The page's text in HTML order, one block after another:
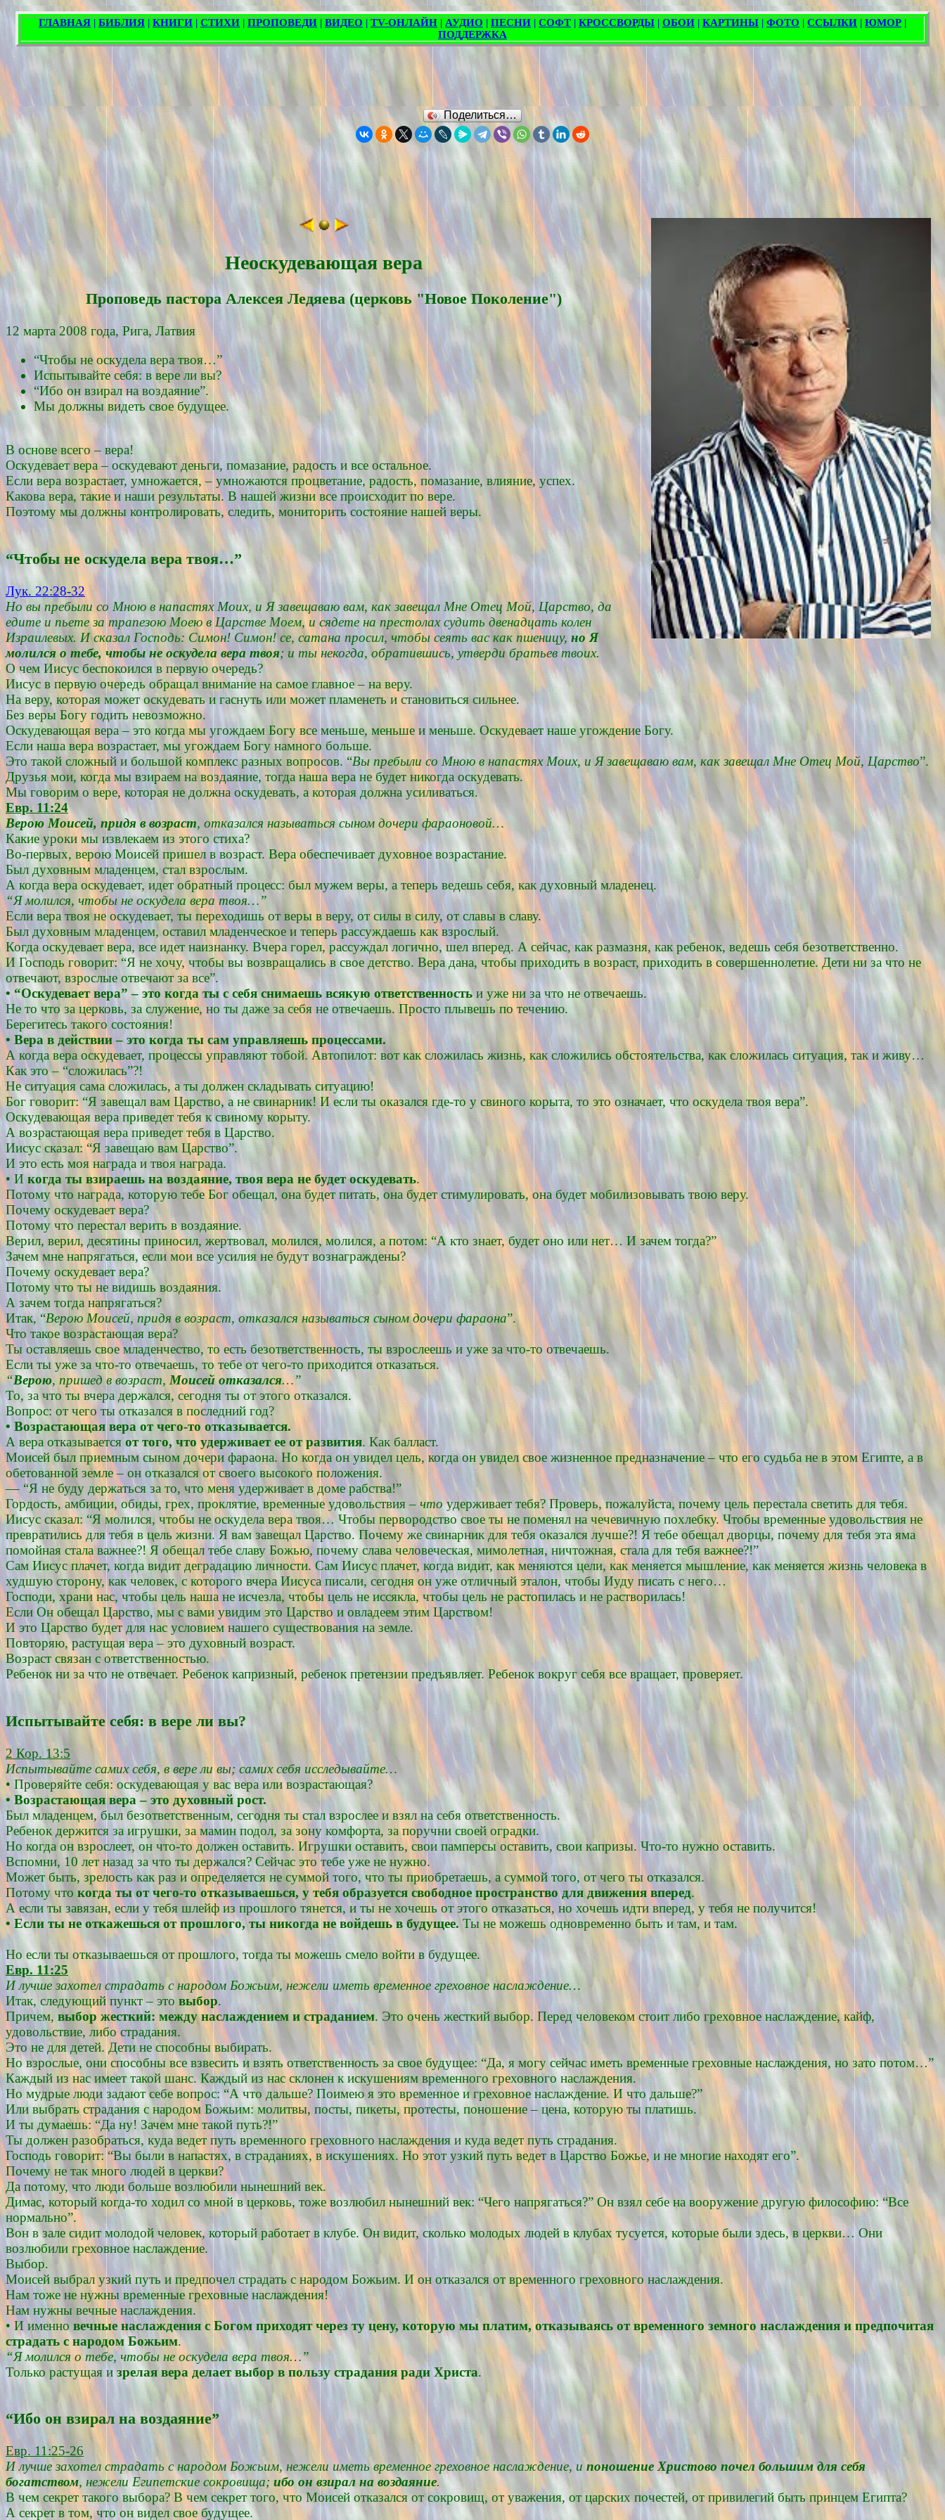
Поделиться…
Неоскудевающая вера
Проповедь пасторa Алексея Ледяевa (церковь "Новое Поколение")
12 марта 2008 года, Рига, Латвия
“Чтобы не оскудела вера твоя…”
Испытывайте себя: в вере ли вы?
“Ибо он взирал на воздаяние”.
Мы должны видеть свое будущее.
В основе всего – вера!
Оскудевает вера – оскудевают деньги, помазание, радость и все остальное.
Если вера возрастает, умножается, – умножаются процветание, радость, помазание, влияние, успех.
Какова вера, такие и наши результаты. В нашей жизни все происходит по вере.
Поэтому мы должны контролировать, следить, мониторить состояние нашей веры.
“Чтобы не оскудела вера твоя…”
Лук. 22:28-32
Но вы пребыли со Мною в напастях Моих, и Я завещаваю вам, как завещал Мне Отец Мой, Царство, да
едите и пьете за трапезою Моею в Царстве Моем, и сядете на престолах судить двенадцать колен
Израилевых. И сказал Господь: Симон! Симон! се, сатана просил, чтобы сеять вас как пшеницу, но Я
молился о тебе, чтобы не оскудела вера твоя; и ты некогда, обратившись, утверди братьев твоих.
О чем Иисус беспокоился в первую очередь?
Иисус в первую очередь обращал внимание на самое главное – на веру.
На веру, которая может оскудевать и гаснуть или может пламенеть и становиться сильнее.
Без веры Богу годить невозможно.
Оскудевающая вера – это когда мы угождаем Богу все меньше, меньше и меньше. Оскудевает наше угождение Богу.
Если наша вера возрастает, мы угождаем Богу намного больше.
Это такой сложный и большой комплекс разных вопросов. “Вы пребыли со Мною в напастях Моих, и Я завещаваю вам, как завещал Мне Отец Мой, Царство”.
Друзья мои, когда мы взираем на воздаяние, тогда наша вера не будет никогда оскудевать.
Мы говорим о вере, которая не должна оскудевать, а которая должна усиливаться.
Евр. 11:24
Верою Моисей, придя в возраст, отказался называться сыном дочери фараоновой…
Какие уроки мы извлекаем из этого стиха?
Во-первых, верою Моисей пришел в возраст. Вера обеспечивает духовное возрастание.
Был духовным младенцем, стал взрослым.
А когда вера оскудевает, идет обратный процесс: был мужем веры, а теперь ведешь себя, как духовный младенец.
“Я молился, чтобы не оскудела вера твоя…”
Если вера твоя не оскудевает, ты переходишь от веры в веру, от силы в силу, от славы в славу.
Был духовным младенцем, оставил младенческое и теперь рассуждаешь как взрослый.
Когда оскудевает вера, все идет наизнанку. Вчера горел, рассуждал логично, шел вперед. А сейчас, как размазня, как ребенок, ведешь себя безответственно.
И Господь говорит: “Я не хочу, чтобы вы возвращались в свое детство. Вера дана, чтобы приходить в возраст, приходить в совершеннолетие. Дети ни за что не
отвечают, взрослые отвечают за все”.
• “Оскудевает вера” – это когда ты с себя снимаешь всякую ответственностьи уже ни за что не отвечаешь.
Не то что за церковь, за служение, но ты даже за себя не отвечаешь. Просто плывешь по течению.
Берегитесь такого состояния!
• Вера в действии – это когда ты сам управляешь процессами.
А когда вера оскудевает, процессы управляют тобой. Автопилот: вот как сложилась жизнь, как сложились обстоятельства, как сложилась ситуация, так и живу…
Как это – “сложилась”?!
Не ситуация сама сложилась, а ты должен складывать ситуацию!
Бог говорит: “Я завещал вам Царство, а не свинарник! И если ты оказался где-то у свиного корыта, то это означает, что оскудела твоя вера”.
Оскудевающая вера приведет тебя к свиному корыту.
А возрастающая вера приведет тебя в Царство.
Иисус сказал: “Я завещаю вам Царство”.
И это есть моя награда и твоя награда.
• И когда ты взираешь на воздаяние, твоя вера не будет оскудевать.
Потому что награда, которую тебе Бог обещал, она будет питать, она будет стимулировать, она будет мобилизовывать твою веру.
Почему оскудевает вера?
Потому что перестал верить в воздаяние.
Верил, верил, десятины приносил, жертвовал, молился, молился, а потом: “А кто знает, будет оно или нет… И зачем тогда?”
Зачем мне напрягаться, если мои все усилия не будут вознаграждены?
Почему оскудевает вера?
Потому что ты не видишь воздаяния.
А зачем тогда напрягаться?
Итак, “Верою Моисей, придя в возраст, отказался называться сыном дочери фараона”.
Что такое возрастающая вера?
Ты оставляешь свое младенчество, то есть безответственность, ты взрослеешь и уже за что-то отвечаешь.
Если ты уже за что-то отвечаешь, то тебе от чего-то приходится отказаться.
“Верою, пришед в возраст, Моисей отказался…”
То, за что ты вчера держался, сегодня ты от этого отказался.
Вопрос: от чего ты отказался в последний год?
• Возрастающая вера от чего-то отказывается.
А вера отказывается от того, что удерживает ее от развития. Как балласт.
Моисей был приемным сыном дочери фараона. Но когда он увидел цель, когда он увидел свое жизненное предназначение – что его судьба не в этом Египте, а в
обетованной земле – он отказался от своего высокого положения.
–– “Я не буду держаться за то, что меня удерживает в доме рабства!”
Гордость, амбиции, обиды, грех, проклятие, временные удовольствия – чтоудерживает тебя? Проверь, пожалуйста, почему цель перестала светить для тебя.
Иисус сказал: “Я молился, чтобы не оскудела вера твоя… Чтобы первородство свое ты не поменял на чечевичную похлебку. Чтобы временные удовольствия не
превратились для тебя в цель жизни. Я вам завещал Царство. Почему же свинарник для тебя оказался лучше?! Я тебе обещал дворцы, почему для тебя эта яма
помойная стала важнее?! Я обещал тебе славу Божью, почему слава человеческая, мимолетная, ничтожная, стала для тебя важнее?!”
Сам Иисус плачет, когда видит деградацию личности. Сам Иисус плачет, когда видит, как меняются цели, как меняется мышление, как меняется жизнь человека в
худшую сторону, как человек, с которого вчера Иисуса писали, сегодня он уже отличный эталон, чтобы Иуду писать с него…
Господи, храни нас, чтобы цель наша не исчезла, чтобы цель не иссякла, чтобы цель не растопилась и не растворилась!
Если Он обещал Царство, мы с вами увидим это Царство и овладеем этим Царством!
И это Царство будет для нас условием нашего существования на земле.
Повторяю, растущая вера – это духовный возраст.
Возраст связан с ответственностью.
Ребенок ни за что не отвечает. Ребенок капризный, ребенок претензии предъявляет. Ребенок вокруг себя все вращает, проверяет.
Испытывайте себя: в вере ли вы?
2 Кор. 13:5
Испытывайте самих себя, в вере ли вы; самих себя исследывайте…
• Проверяйте себя: оскудевающая у вас вера или возрастающая?
• Возрастающая вера – это духовный рост.
Был младенцем, был безответственным, сегодня ты стал взрослее и взял на себя ответственность.
Ребенок держится за игрушки, за мамин подол, за зону комфорта, за поручни своей оградки.
Но когда он взрослеет, он что-то должен оставить. Игрушки оставить, свои памперсы оставить, свои капризы. Что-то нужно оставить.
Вспомни, 10 лет назад за что ты держался? Сейчас это тебе уже не нужно.
Может быть, зрелость как раз и определяется не суммой того, что ты приобретаешь, а суммой того, от чего ты отказался.
Потому что когда ты от чего-то отказываешься, у тебя образуется свободное пространство для движения вперед.
А если ты завязан, если у тебя шлейф из прошлого тянется, и ты не хочешь от этого отказаться, но хочешь идти вперед, у тебя не получится!
• Если ты не откажешься от прошлого, ты никогда не войдешь в будущее. Ты не можешь одновременно быть и там, и там.
Но если ты отказываешься от прошлого, тогда ты можешь смело войти в будущее.
Евр. 11:25
И лучше захотел страдать с народом Божьим, нежели иметь временное греховное наслаждение…
Итак, следующий пункт – это выбор.
Причем, выбор жесткий: между наслаждением и страданием. Это очень жесткий выбор. Перед человеком стоит либо греховное наслаждение, кайф,
удовольствие, либо страдания.
Это не для детей. Дети не способны выбирать.
Но взрослые, они способны все взвесить и взять ответственность за свое будущее: “Да, я могу сейчас иметь временные греховные наслаждения, но зато потом…”
Каждый из нас имеет такой шанс. Каждый из нас склонен к искушениям временного греховного наслаждения.
Но мудрые люди задают себе вопрос: “А что дальше? Поимею я это временное и греховное наслаждение. И что дальше?”
Или выбрать страдания с народом Божьим: молитвы, посты, пикеты, протесты, поношение – цена, которую ты платишь.
И ты думаешь: “Да ну! Зачем мне такой путь?!”
Ты должен разобраться, куда ведет путь временного греховного наслаждения и куда ведет путь страдания.
Господь говорит: “Вы были в напастях, в страданиях, в искушениях. Но этот узкий путь ведет в Царство Божье, и не многие находят его”.
Почему не так много людей в церкви?
Да потому, что люди больше возлюбили нынешний век.
Димас, который когда-то ходил со мной в церковь, тоже возлюбил нынешний век: “Чего напрягаться?” Он взял себе на вооружение другую философию: “Все
нормально”.
Вон в зале сидит молодой человек, который работает в клубе. Он видит, сколько молодых людей в клубах тусуется, которые были здесь, в церкви… Они
возлюбили греховное наслаждение.
Выбор.
Моисей выбрал узкий путь и предпочел страдать с народом Божьим. И он отказался от временного греховного наслаждения.
Нам тоже не нужны временные греховные наслаждения!
Нам нужны вечные наслаждения.
• И именно вечные наслаждения с Богом приходят через ту цену, которую мы платим, отказываясь от временного земного наслаждения и предпочитая
страдать с народом Божьим.
“Я молился о тебе, чтобы не оскудела вера твоя…”
Только растущая и зрелая вера делает выбор в пользу страдания ради Христа.
“Ибо он взирал на воздаяние”
Евр. 11:25-26
И лучше захотел страдать с народом Божьим, нежели иметь временное греховное наслаждение, и поношение Христово почел большим для себя
богатством, нежели Египетские сокровища; ибо он взирал на воздаяние.
В чем секрет такого выбора? В чем секрет того, что Моисей отказался от сокровищ, от уважения, от царских почестей, от привилегий быть принцем Египта?
А секрет в том, что он видел свое будущее.